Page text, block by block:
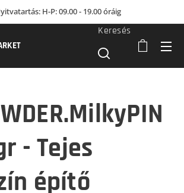
H-P: 09.00 - 19.00 óráig
Keresés
- Tejes
építő